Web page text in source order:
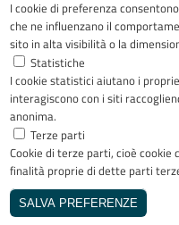
I cookie di preferenza
che ne influenzano il
sito in alta visibilità o la
Statistiche
I cookie statistici aiutano i
interagiscono con i siti
anonima.
Terze parti
Cookie di terze parti, cioè
finalità proprie di dette parti
SALVA PREFERENZE
Copyright ©
Giovanni XXIII -
Bergamo - Tutti i